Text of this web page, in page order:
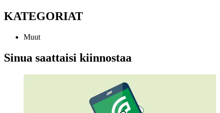
KATEGORIAT
Muut
Sinua saattaisi kiinnostaa